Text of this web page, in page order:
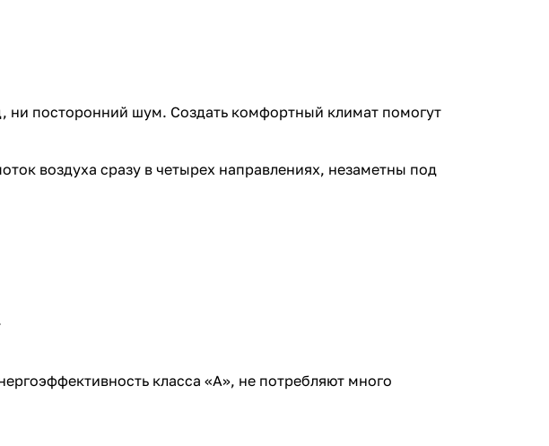
ни посторонний шум. Создать комфортный климат помогут
воздуха сразу в четырех направлениях, незаметны под
класса «А», не потребляют много